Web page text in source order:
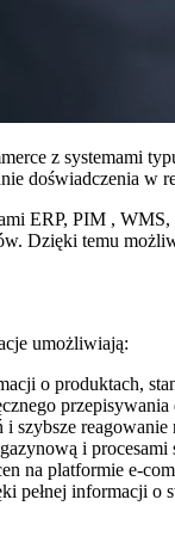
z systemami
doświadczenia w
ERP, PIM ,
Dzięki temu
umożliwiają:
o produktach,
przepisywania
i szybsze
i procesami
na platformie e-
pełnej informacji